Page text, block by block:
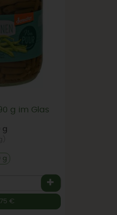
g im Glas
g
g
€